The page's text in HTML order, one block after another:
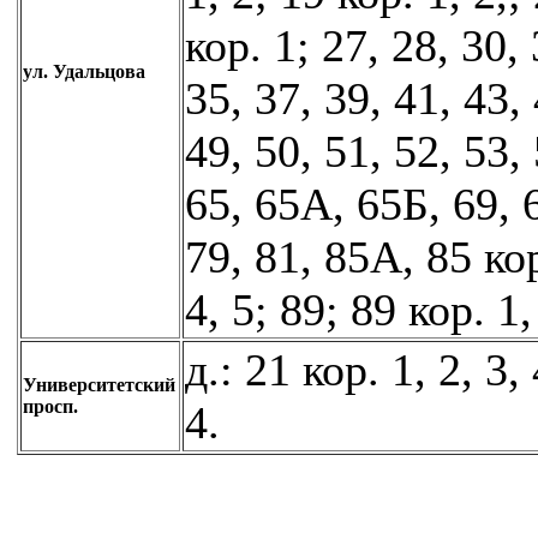
ул. Удальцова
кор. 1; 27, 28, 30,
35, 37, 39, 41,
49, 50, 51, 52,
65, 65А, 65Б, 69,
79, 81, 85А, 85
4, 5; 89; 89 кор.
Университетский
просп.
д.: 21 кор. 1, 2, 3,
4.